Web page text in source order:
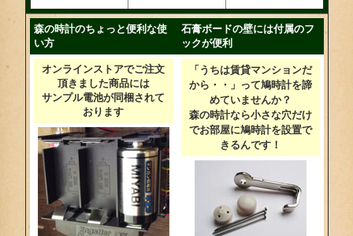
森の時計のちょっと便利な使
い方
石膏ボードの壁には付属のフ
ックが便利
オンラインストアでご注文
頂きました商品には
サンプル電池が同梱されて
おります
「うちは賃貸マンションだ
から・・」って鳩時計を諦
めていませんか？
森の時計なら小さな穴だけ
でお部屋に鳩時計を設置で
きるんです！